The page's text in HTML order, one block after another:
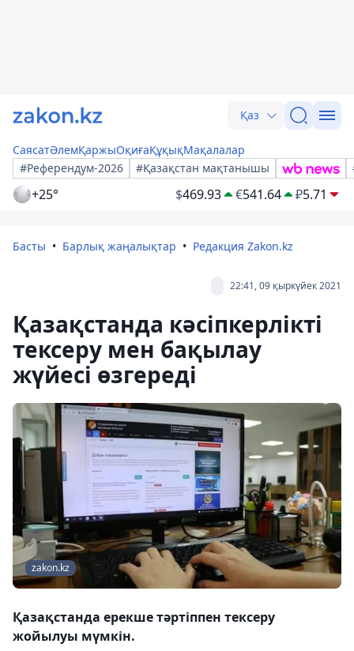
Қаз
СаясатӘлемҚаржыОқиғаҚұқықМақалалар
#Референдум-2026
#Қазақстан мақтанышы
+25° $469.93 €541.64 ₽5.71
Басты Барлық жаңалықтар Редакция Zakon.kz
22:41, 09 қыркүйек 2021
Қазақстанда кәсіпкерлікті
тексеру мен бақылау
жүйесі өзгереді
zakon.kz
Қазақстанда ерекше тәртіппен тексеру
жойылуы мүмкін.